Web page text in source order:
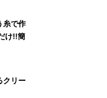
糸で作
け!!簡
クリー